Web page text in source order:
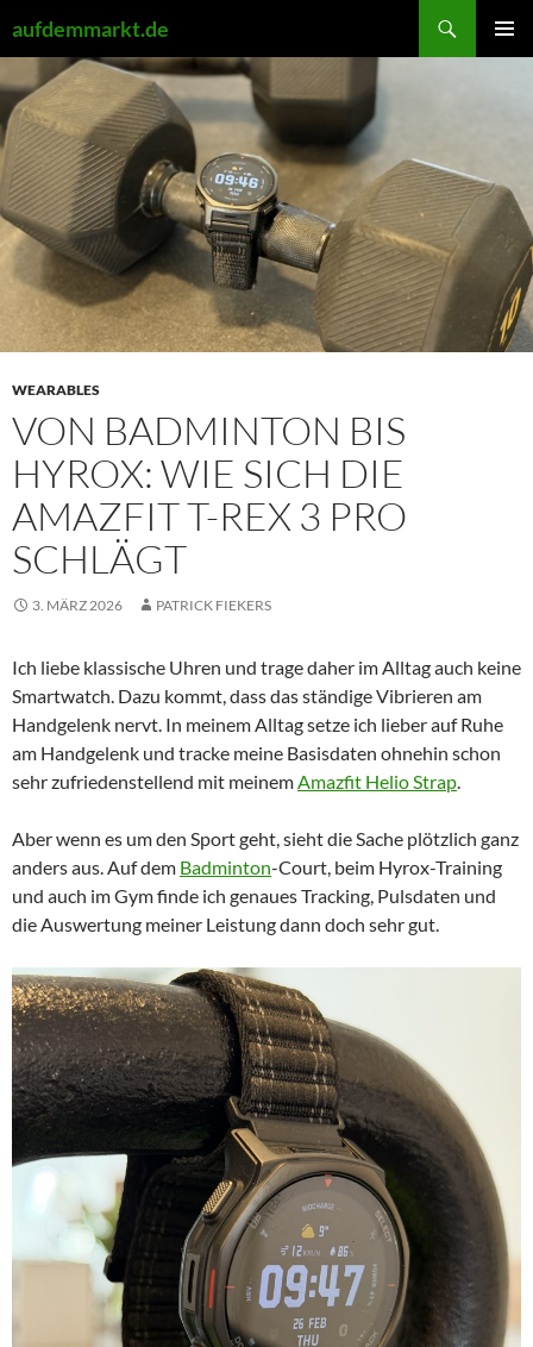
Inhalt
springen
aufdemmarkt.de
WEARABLES
VON BADMINTON BIS
HYROX: WIE SICH DIE
AMAZFIT T-REX 3 PRO
SCHLÄGT
3. MÄRZ 2026 PATRICK FIEKERS
Ich liebe klassische Uhren und trage daher im Alltag auch keine
Smartwatch. Dazu kommt, dass das ständige Vibrieren am
Handgelenk nervt. In meinem Alltag setze ich lieber auf Ruhe
am Handgelenk und tracke meine Basisdaten ohnehin schon
sehr zufriedenstellend mit meinemAmazfit Helio Strap.
Aber wenn es um den Sport geht, sieht die Sache plötzlich ganz
anders aus. Auf dem Badminton-Court, beim Hyrox-Training
und auch im Gym finde ich genaues Tracking, Pulsdaten und
die Auswertung meiner Leistung dann doch sehr gut.